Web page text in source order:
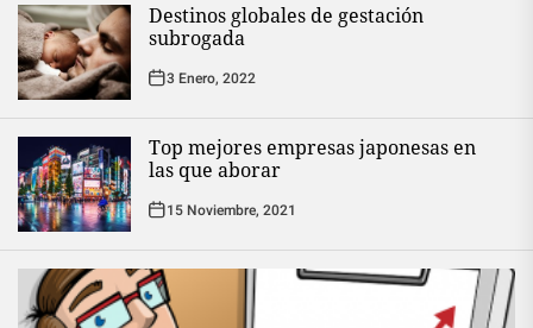
Destinos globales de gestación
subrogada
3 Enero, 2022
Top mejores empresas japonesas en
las que aborar
15 Noviembre, 2021